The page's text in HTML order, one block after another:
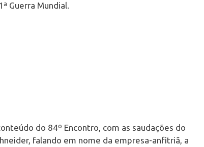
Guerra Mundial.
do 84º Encontro, com as saudações do
falando em nome da empresa-anfitriã, a